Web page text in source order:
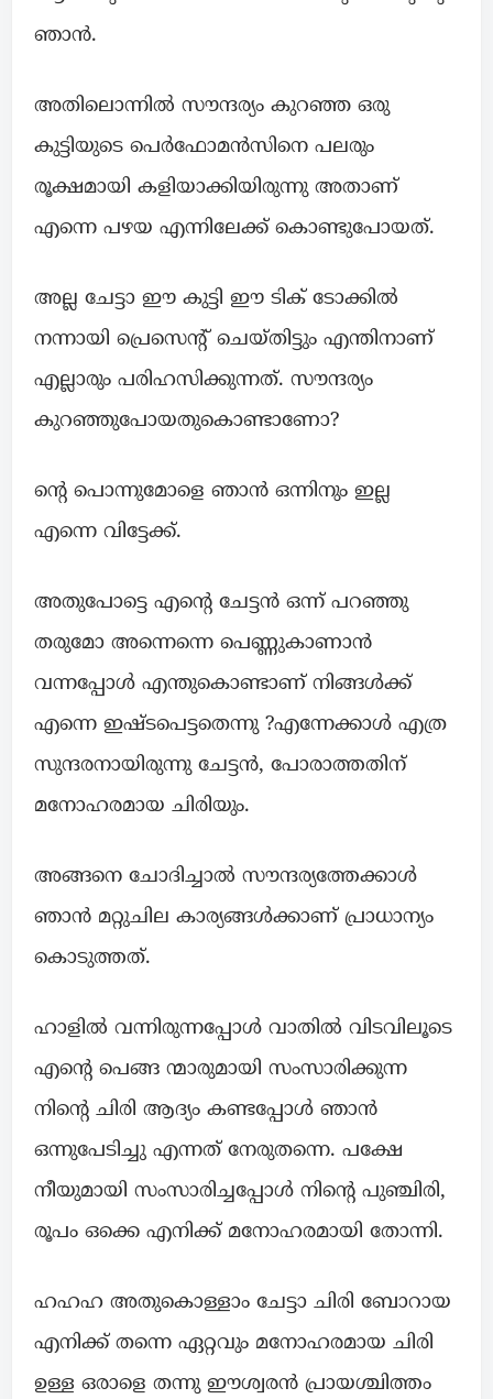
ഞാൻ.
അതിലൊന്നിൽ സൗന്ദര്യം കുറഞ്ഞ ഒരു
കുട്ടിയുടെ പെർഫോമൻസിനെ പലരും
രൂക്ഷമായി കളിയാക്കിയിരുന്നു അതാണ്
എന്നെ പഴയ എന്നിലേക്ക്‌ കൊണ്ടുപോയത്.
അല്ല ചേട്ടാ ഈ കുട്ടി ഈ ടിക് ടോക്കിൽ
നന്നായി പ്രെസെന്റ് ചെയ്തിട്ടും എന്തിനാണ്
എല്ലാരും പരിഹസിക്കുന്നത്. സൗന്ദര്യം
കുറഞ്ഞുപോയതുകൊണ്ടാണോ?
ന്റെ പൊന്നുമോളെ ഞാൻ ഒന്നിനും ഇല്ല
എന്നെ വിട്ടേക്ക്.
അതുപോട്ടെ എന്റെ ചേട്ടൻ ഒന്ന് പറഞ്ഞു
തരുമോ അന്നെന്നെ പെണ്ണുകാണാൻ
വന്നപ്പോൾ എന്തുകൊണ്ടാണ് നിങ്ങൾക്ക്
എന്നെ ഇഷ്ടപെട്ടതെന്നു ?എന്നേക്കാൾ എത്ര
സുന്ദരനായിരുന്നു ചേട്ടൻ, പോരാത്തതിന്
മനോഹരമായ ചിരിയും.
അങ്ങനെ ചോദിച്ചാൽ സൗന്ദര്യത്തേക്കാൾ
ഞാൻ മറ്റുചില കാര്യങ്ങൾക്കാണ്‌ പ്രാധാന്യം
കൊടുത്തത്.
ഹാളിൽ വന്നിരുന്നപ്പോൾ വാതിൽ വിടവിലൂടെ
എന്റെ പെങ്ങ ന്മാരുമായി സംസാരിക്കുന്ന
നിന്റെ ചിരി ആദ്യം കണ്ടപ്പോൾ ഞാൻ
ഒന്നുപേടിച്ചു എന്നത് നേരുതന്നെ. പക്ഷേ
നീയുമായി സംസാരിച്ചപ്പോൾ നിന്റെ പുഞ്ചിരി,
രൂപം ഒക്കെ എനിക്ക് മനോഹരമായി തോന്നി.
ഹഹഹ അതുകൊള്ളാം ചേട്ടാ ചിരി ബോറായ
എനിക്ക് തന്നെ ഏറ്റവും മനോഹരമായ ചിരി
ഉള്ള ഒരാളെ തന്നു ഈശ്വരൻ പ്രായശ്ചിത്തം